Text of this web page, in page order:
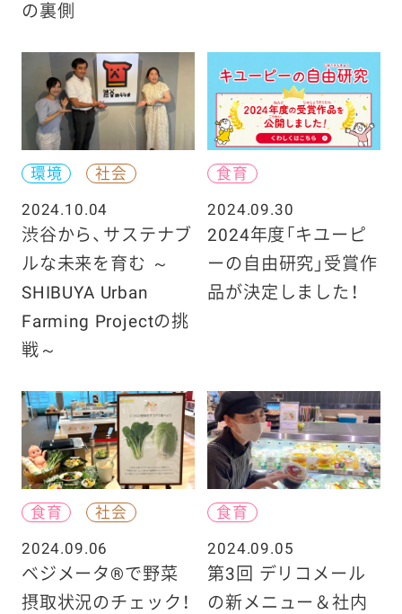
の裏側
環境
社会
2024.10.04
渋谷から、サステナブ
ルな未来を育む ～
SHIBUYA Urban
Farming Projectの挑
戦～
食育
2024.09.30
2024年度「キユーピ
ーの自由研究」受賞作
品が決定しました！
食育
社会
2024.09.06
ベジメータ®で野菜
摂取状況のチェック！
食育
2024.09.05
第3回 デリコメール
の新メニュー＆社内